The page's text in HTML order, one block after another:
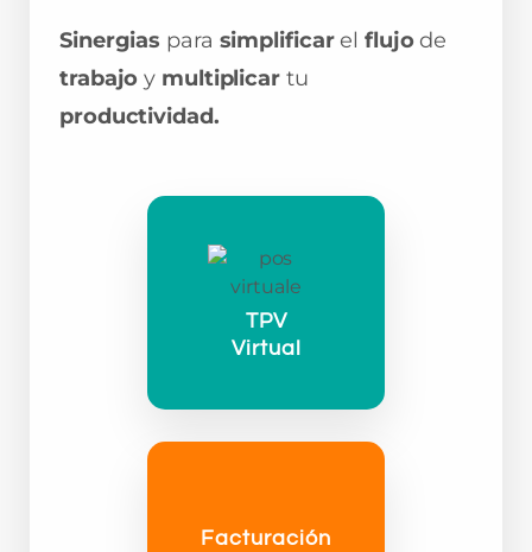
TPV
Virtual
Facturación
Sinergias para simplificar elflujode
trabajoy multiplicar tu
productividad.